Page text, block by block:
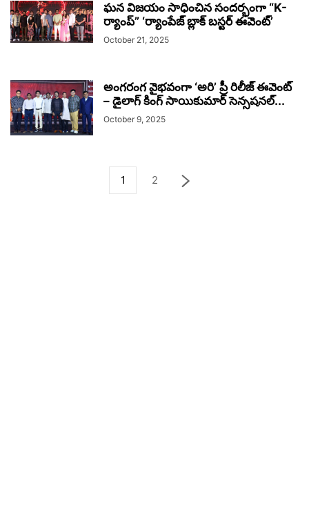
ఘన విజయం సాధించిన సందర్భంగా “K-
ర్యాంప్” ‘ర్యాంపేజ్ బ్లాక్ బస్టర్ ఈవెంట్’
October 21, 2025
అంగరంగ వైభవంగా ‘అరి’ ప్రీ రిలీజ్ ఈవెంట్
– డైలాగ్ కింగ్ సాయికుమార్ సెన్సషనల్...
October 9, 2025
1 2